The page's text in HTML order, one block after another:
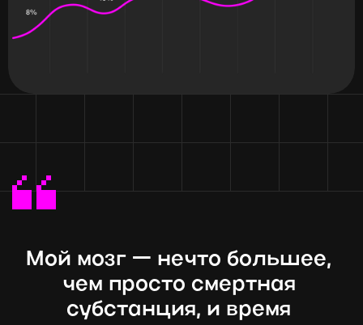
Мой мозг — нечто большее,
чем просто смертная
субстанция, и время